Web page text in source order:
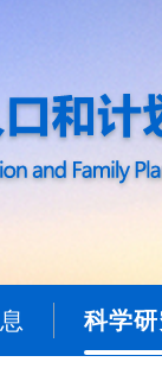
科学